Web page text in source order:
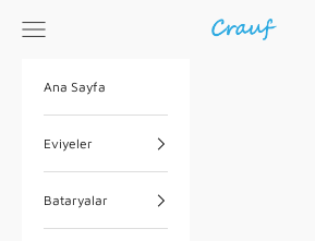
Crauf
Menü
Ana Sayfa
Eviyeler
Bataryalar